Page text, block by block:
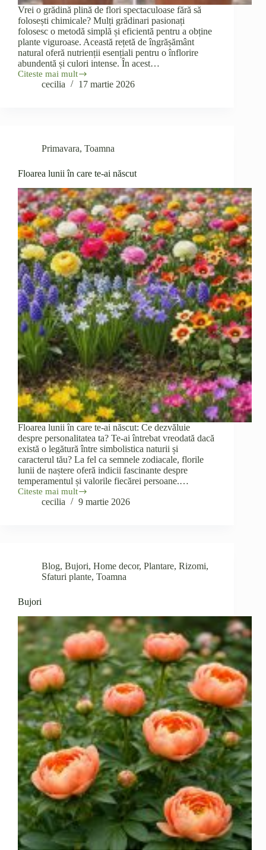
Vrei o grădină plină de flori spectaculoase fără să
folosești chimicale? Mulți grădinari pasionați
folosesc o metodă simplă și eficientă pentru a obține
plante viguroase. Această rețetă de îngrășământ
natural oferă nutrienții esențiali pentru o înflorire
abundentă și culori intense. În acest…
Citeste mai mult
🌺
Sănătoase:
Natural
cecilia 17 martie 2026
Primavara, Toamna
Floarea lunii în care te-ai născut
Floarea lunii în care te-ai născut: Ce dezvăluie
despre personalitatea ta? Te-ai întrebat vreodată dacă
există o legătură între simbolistica naturii și
caracterul tău? La fel ca semnele zodiacale, florile
lunii de naștere oferă indicii fascinante despre
temperamentul și valorile fiecărei persoane.…
Citeste mai mult
Floarea
cecilia 9 martie 2026
Blog, Bujori, Home decor, Plantare, Rizomi,
Sfaturi plante, Toamna
Bujori